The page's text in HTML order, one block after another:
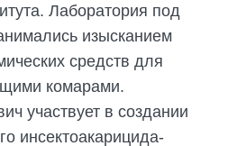
Лаборатория под
изысканием
средств для
комарами.
участвует в создании
инсектоакарицида-